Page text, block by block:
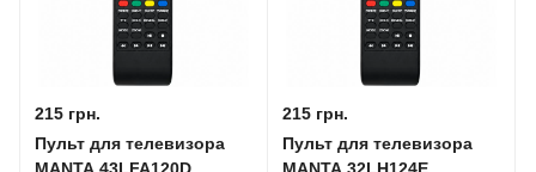
215 грн.
Пульт для телевизора
215 грн.
Пульт для телевизора